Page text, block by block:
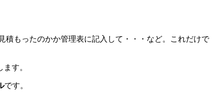
積もったのかか管理表に記入して・・・など。これだけで
す。
です。